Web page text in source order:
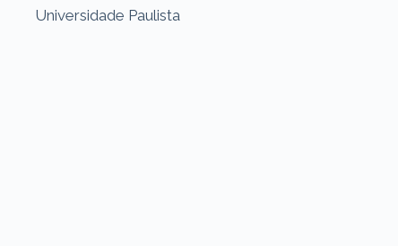
Universidade Paulista